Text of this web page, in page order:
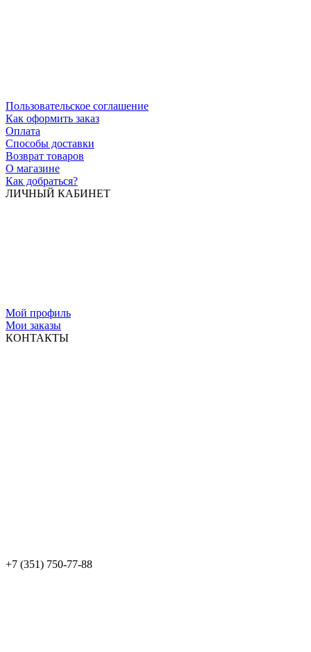
Пользовательское соглашение
Как оформить заказ
Оплата
Способы доставки
Возврат товаров
О магазине
Как добраться?
ЛИЧНЫЙ КАБИНЕТ
Мой профиль
Мои заказы
КОНТАКТЫ
+7 (351) 750-77-88